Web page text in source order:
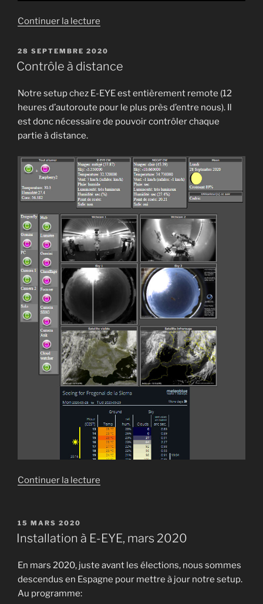
Continuer la lecture
50
points
PUBLIÉ
LE
28 SEPTEMBRE 2020
Contrôle à distance
Notre setup chez E-EYE est entièrement remote (12
heures d’autoroute pour le plus près d’entre nous). Il
est donc nécessaire de pouvoir contrôler chaque
partie à distance.
Continuer la lecture
PUBLIÉ
LE
15 MARS 2020
Installation à E-EYE, mars 2020
En mars 2020, juste avant les élections, nous sommes
descendus en Espagne pour mettre à jour notre setup.
Au programme: